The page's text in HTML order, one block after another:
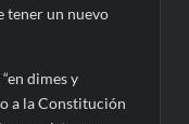
tener un nuevo
dimes y
a la Constitución